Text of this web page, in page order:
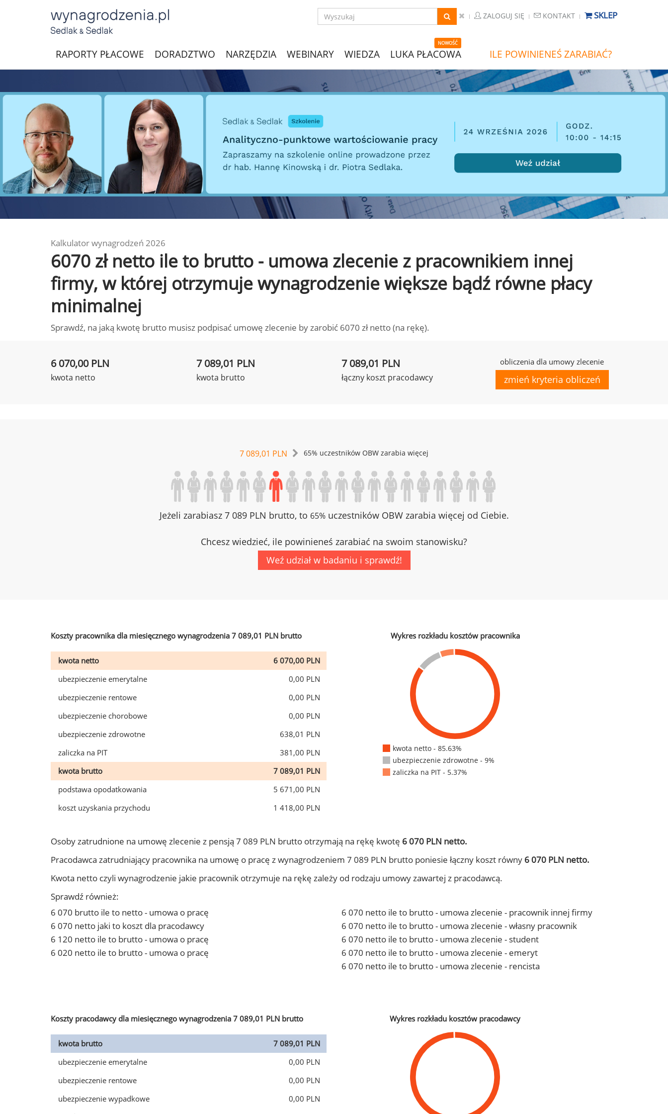
ZALOGUJ SIĘ KONTAKT SKLEP
RAPORTY PŁACOWE DORADZTWO NARZĘDZIA WEBINARY WIEDZA
NOWOŚĆ
LUKA PŁACOWA ILE POWINIENEŚ ZARABIAĆ?
Kalkulator wynagrodzeń 2026
6070 zł netto ile to brutto - umowa zlecenie z pracownikiem innej
firmy, w której otrzymuje wynagrodzenie większe bądź równe płacy
minimalnej
Sprawdź, na jaką kwotę brutto musisz podpisać umowę zlecenie by zarobić 6070 zł netto (na rękę).
6 070,00 PLN
kwota netto
7 089,01 PLN
kwota brutto
7 089,01 PLN
łączny koszt pracodawcy
obliczenia dla umowy zlecenie
zmień kryteria obliczeń
7 089,01 PLN 65% uczestników OBW zarabia więcej
Jeżeli zarabiasz 7 089 PLN brutto, to 65%uczestników OBW zarabia więcej od Ciebie.
Chcesz wiedzieć, ile powinieneś zarabiać na swoim stanowisku?
Weź udział w badaniu i sprawdź!
Koszty pracownika dla miesięcznego wynagrodzenia 7 089,01 PLN brutto
kwota netto
6 070,00 PLN
ubezpieczenie emerytalne
0,00 PLN
ubezpieczenie rentowe
0,00 PLN
ubezpieczenie chorobowe
0,00 PLN
ubezpieczenie zdrowotne
638,01 PLN
zaliczka na PIT
381,00 PLN
kwota brutto
7 089,01 PLN
podstawa opodatkowania
5 671,00 PLN
koszt uzyskania przychodu
1 418,00 PLN
Wykres rozkładu kosztów pracownika
kwota netto - 85.63%
ubezpieczenie zdrowotne - 9%
zaliczka na PIT - 5.37%
Osoby zatrudnione na umowę zlecenie z pensją 7 089 PLN brutto otrzymają na rękę kwotę 6 070 PLN netto.
Pracodawca zatrudniający pracownika na umowę o pracę z wynagrodzeniem 7 089 PLN brutto poniesie łączny koszt równy 6 070 PLN netto.
Kwota netto czyli wynagrodzenie jakie pracownik otrzymuje na rękę zależy od rodzaju umowy zawartej z pracodawcą.
Sprawdź również:
6 070 brutto ile to netto - umowa o pracę
6 070 netto jaki to koszt dla pracodawcy
6 120 netto ile to brutto - umowa o pracę
6 020 netto ile to brutto - umowa o pracę
6 070 netto ile to brutto - umowa zlecenie - pracownik innej firmy
6 070 netto ile to brutto - umowa zlecenie - własny pracownik
6 070 netto ile to brutto - umowa zlecenie - student
6 070 netto ile to brutto - umowa zlecenie - emeryt
6 070 netto ile to brutto - umowa zlecenie - rencista
Koszty pracodawcy dla miesięcznego wynagrodzenia 7 089,01 PLN brutto
kwota brutto
7 089,01 PLN
ubezpieczenie emerytalne
0,00 PLN
ubezpieczenie rentowe
0,00 PLN
ubezpieczenie wypadkowe
0,00 PLN
Wykres rozkładu kosztów pracodawcy